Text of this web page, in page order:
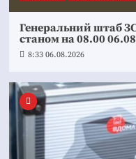
Генеральний штаб
станом на 08.00
8:33 06.08.2026